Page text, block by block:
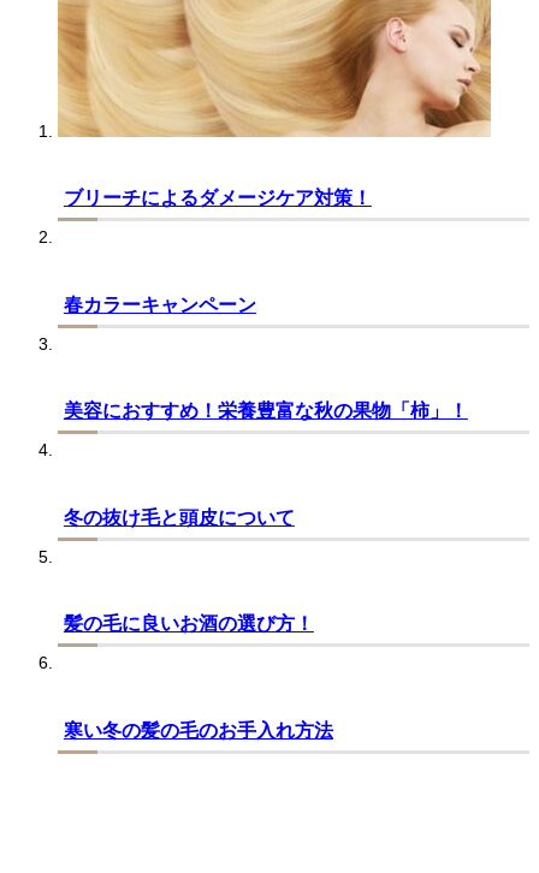
ブリーチによるダメージケア対策！
春カラーキャンペーン
美容におすすめ！栄養豊富な秋の果物「柿」！
冬の抜け毛と頭皮について
髪の毛に良いお酒の選び方！
寒い冬の髪の毛のお手入れ方法